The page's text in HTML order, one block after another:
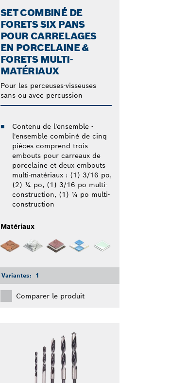
SET COMBINÉ DE
FORETS SIX PANS
POUR CARRELAGES
EN PORCELAINE &
FORETS MULTI-
MATÉRIAUX
Pour les perceuses-visseuses
sans ou avec percussion
Contenu de l'ensemble -
l'ensemble combiné de cinq
pièces comprend trois
embouts pour carreaux de
porcelaine et deux embouts
multi-matériaux : (1) 3/16 po,
(2) ¼ po, (1) 3/16 po multi-
construction, (1) ¼ po multi-
construction
Matériaux
Variantes: 1
Comparer le produit